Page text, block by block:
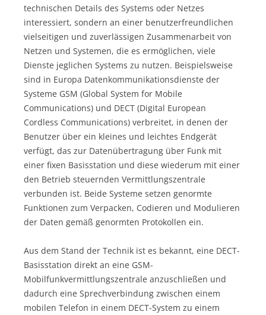
technischen Details des Systems oder Netzes
interessiert, sondern an einer benutzerfreundlichen
vielseitigen und zuverlässigen Zusammenarbeit von
Netzen und Systemen, die es ermöglichen, viele
Dienste jeglichen Systems zu nutzen. Beispielsweise
sind in Europa Datenkommunikationsdienste der
Systeme GSM (Global System for Mobile
Communications) und DECT (Digital European
Cordless Communications) verbreitet, in denen der
Benutzer über ein kleines und leichtes Endgerät
verfügt, das zur Datenübertragung über Funk mit
einer fixen Basisstation und diese wiederum mit einer
den Betrieb steuernden Vermittlungszentrale
verbunden ist. Beide Systeme setzen genormte
Funktionen zum Verpacken, Codieren und Modulieren
der Daten gemäß genormten Protokollen ein.
Aus dem Stand der Technik ist es bekannt, eine DECT-
Basisstation direkt an eine GSM-
Mobilfunkvermittlungszentrale anzuschließen und
dadurch eine Sprechverbindung zwischen einem
mobilen Telefon in einem DECT-System zu einem